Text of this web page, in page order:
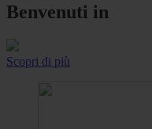
Benvenuti in
Scopri di più